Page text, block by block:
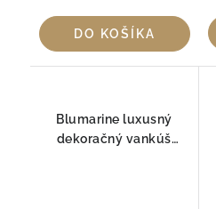
DO KOŠÍKA
Blumarine luxusný
dekoračný vankúš